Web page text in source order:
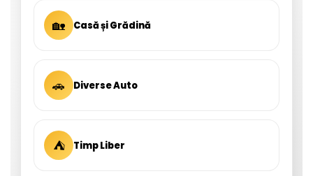
🏡 Casă și Grădină
🚗 Diverse Auto
⛺ Timp Liber